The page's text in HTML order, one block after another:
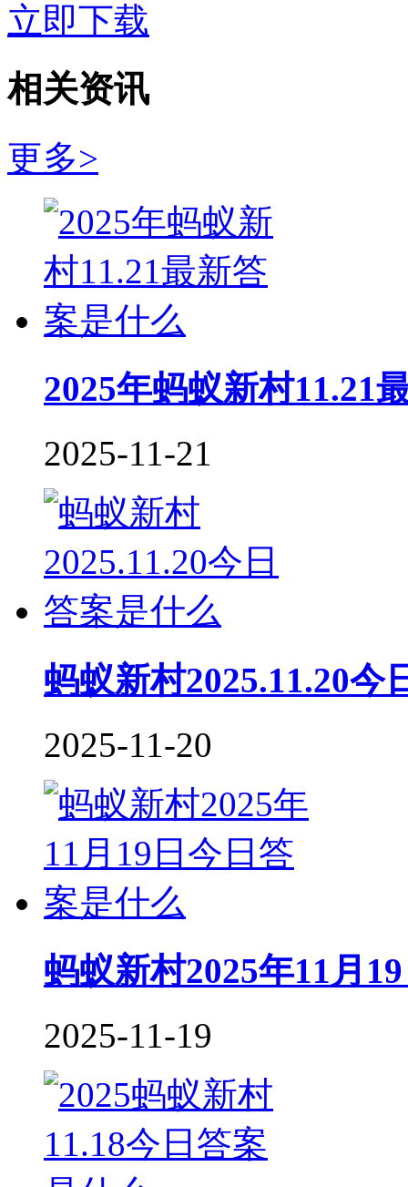
立即下载
相关资讯
更多>
2025年蚂蚁新村11.21
2025-11-21
蚂蚁新村2025.11.20今
2025-11-20
蚂蚁新村2025年11月
2025-11-19